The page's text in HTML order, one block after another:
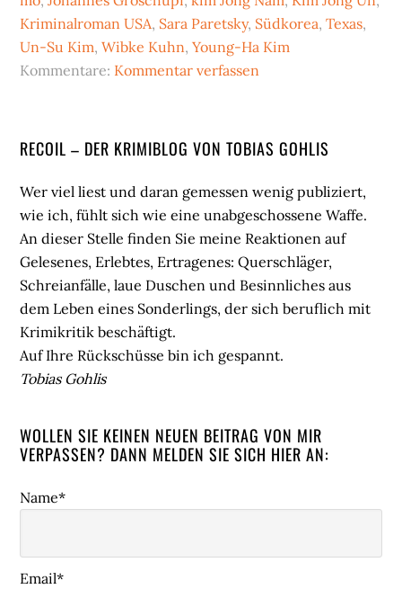
Kriminalroman USA, Sara Paretsky, Südkorea,Texas,
Un-Su Kim,Wibke Kuhn,Young-Ha Kim
Kommentare: Kommentar verfassen
Seitenspalte
RECOIL – DER KRIMIBLOG VON TOBIAS GOHLIS
Wer viel liest und daran gemessen wenig publiziert,
wie ich, fühlt sich wie eine unabgeschossene Waffe.
An dieser Stelle finden Sie meine Reaktionen auf
Gelesenes, Erlebtes, Ertragenes: Querschläger,
Schreianfälle, laue Duschen und Besinnliches aus
dem Leben eines Sonderlings, der sich beruflich mit
Krimikritik beschäftigt.
Auf Ihre Rückschüsse bin ich gespannt.
Tobias Gohlis
WOLLEN SIE KEINEN NEUEN BEITRAG VON MIR
VERPASSEN? DANN MELDEN SIE SICH HIER AN:
Name*
Email*